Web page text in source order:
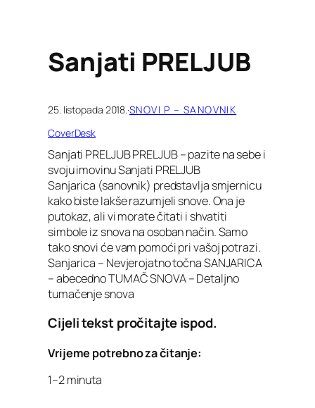
Sanjati PRELJUB
25. listopada 2018. ·SNOVI P – SANOVNIK
CoverDesk
Sanjati PRELJUB PRELJUB – pazite na sebe i
svoju imovinu Sanjati PRELJUB
Sanjarica (sanovnik) predstavlja smjernicu
kako biste lakše razumjeli snove. Ona je
putokaz, ali vi morate čitati i shvatiti
simbole iz snova na osoban način. Samo
tako snovi će vam pomoći pri vašoj potrazi.
Sanjarica – Nevjerojatno točna SANJARICA
– abecedno TUMAČ SNOVA – Detaljno
tumačenje snova
Cijeli tekst pročitajte ispod.
Vrijeme potrebno za čitanje:
1–2 minuta